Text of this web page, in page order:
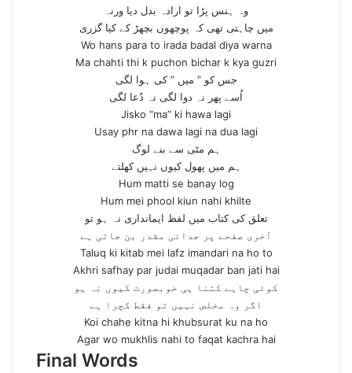
وہ ہنس پڑا تو ارادہ بدل دیا ورنہ
میں چاہتی تھی کہ پوچھوں بچھڑ کے کیا گزری
Wo hans para to irada badal diya warna
Ma chahti thi k puchon bichar k kya guzri
جس کو ” میں ” کی ہوا لگی
اُسے پھر نہ دوا لگی نہ دُعا لگی
Jisko “ma” ki hawa lagi
Usay phr na dawa lagi na dua lagi
ہم مٹی سے بنے لوگ
ہم میں پھول کیوں نہیں کھلتے
Hum matti se banay log
Hum mei phool kiun nahi khilte
تعلق کی کتاب میں لفظ ایمانداری نہ ہو تو
آخری صفحے پر جدائی مقدر بن جاتی ہے
Taluq ki kitab mei lafz imandari na ho to
Akhri safhay par judai muqadar ban jati hai
کوئی چاہے کتنا ہی خوبصورت کیوں نہ ہو
اگر وہ مخلص نہیں تو فقط کچرا ہے
Koi chahe kitna hi khubsurat ku na ho
Agar wo mukhlis nahi to faqat kachra hai
Final Words